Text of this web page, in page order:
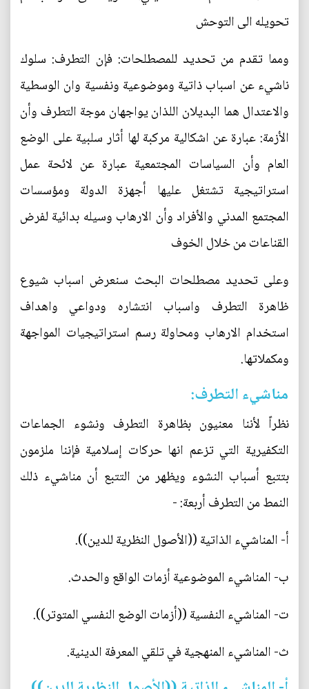
تحويله الى التوحش
ومما تقدم من تحديد للمصطلحات: فإن التطرف: سلوك
ناشيء عن اسباب ذاتية وموضوعية ونفسية وان الوسطية
والاعتدال هما البديلان اللذان يواجهان موجة التطرف وأن
الأزمة: عبارة عن اشكالية مركبة لها أثار سلبية على الوضع
العام وأن السياسات المجتمعية عبارة عن لائحة عمل
استراتيجية تشتغل عليها أجهزة الدولة ومؤسسات
المجتمع المدني والأفراد وأن الارهاب وسيله بدائية لفرض
القناعات من خلال الخوف
وعلى تحديد مصطلحات البحث سنعرض اسباب شيوع
ظاهرة التطرف واسباب انتشاره ودواعي واهداف
استخدام الارهاب ومحاولة رسم استراتيجيات المواجهة
ومكملاتها.
مناشيء التطرف:
نظراً لأننا معنيون بظاهرة التطرف ونشوء الجماعات
التكفيرية التي تزعم انها حركات إسلامية فإننا ملزمون
بتتبع أسباب النشوء ويظهر من التتبع أن مناشيء ذلك
النمط من التطرف أربعة: -
أ‌- المناشيء الذاتية ((الأصول النظرية للدين)).
ب‌- المناشيء الموضوعية أزمات الواقع والحدث.
ت‌- المناشيء النفسية ((أزمات الوضع النفسي المتوتر)).
ث‌- المناشيء المنهجية في تلقي المعرفة الدينية.